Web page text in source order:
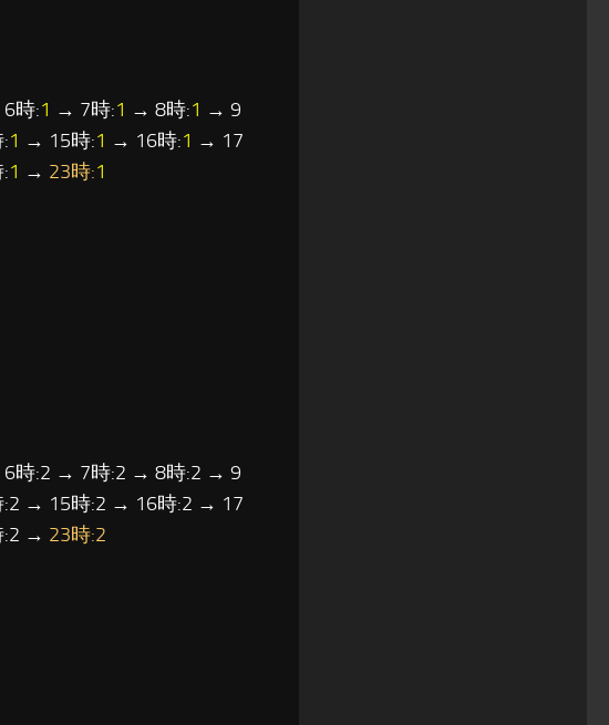
時:1 → 7時:1 → 8時:1 → 9
1 → 15時:1 → 16時:1 → 17
1 → 23時:1
時:2 → 7時:2 → 8時:2 → 9
→ 15時:2 → 16時:2 → 17
:2 → 23時:2